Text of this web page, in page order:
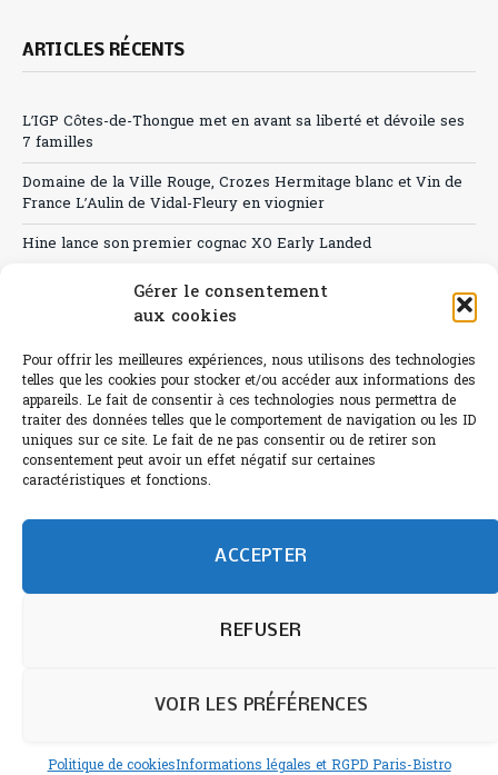
Gérer le consentement
aux cookies
Pour offrir les meilleures expériences, nous utilisons des technologies
telles que les cookies pour stocker et/ou accéder aux informations des
appareils. Le fait de consentir à ces technologies nous permettra de
traiter des données telles que le comportement de navigation ou les ID
uniques sur ce site. Le fait de ne pas consentir ou de retirer son
consentement peut avoir un effet négatif sur certaines
caractéristiques et fonctions.
ACCEPTER
REFUSER
VOIR LES PRÉFÉRENCES
Politique de cookiesInformations légales et RGPD Paris-Bistro
ARTICLES RÉCENTS
L’IGP Côtes-de-Thongue met en avant sa liberté et dévoile ses
7 familles
Domaine de la Ville Rouge, Crozes Hermitage blanc et Vin de
France L’Aulin de Vidal-Fleury en viognier
Hine lance son premier cognac XO Early Landed
Canicule : A quand le CHR à « l’heure espagnole » ?
Sélection de rosés 2026
L'abus d'alcool est dangereux pour la santé.
humain et 0% IA de Paris Bistro Editions - SARL de Presse -
Informations légales etRGPD